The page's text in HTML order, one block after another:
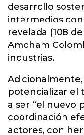
desarrollo
intermedios
revelada (108
Amcham
industrias.
potencializar el
a ser “el nuevo
coordinación
actores, con